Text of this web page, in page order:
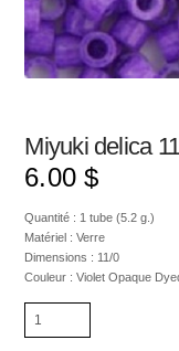
Miyuki delica
6.00 $
Quantité : 1 tube (5.2 g.)
Matériel : Verre
Dimensions : 11/0
Couleur : Violet Opaque